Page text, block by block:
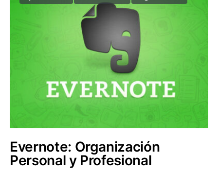
Evernote: Organización
Personal y Profesional